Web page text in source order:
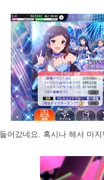
어갔네요. 혹시나 해서 마